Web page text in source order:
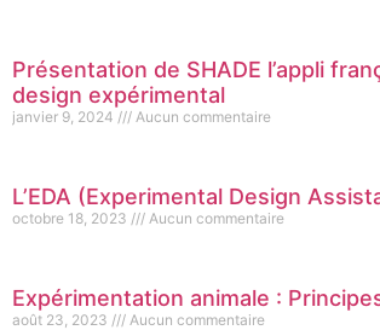
Présentation de SHADE l’appli
design expérimental
janvier 9, 2024 Aucun commentaire
L’EDA (Experimental Design
octobre 18, 2023 Aucun commentaire
Expérimentation animale :
août 23, 2023 Aucun commentaire